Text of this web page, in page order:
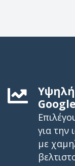
Google
για την
με